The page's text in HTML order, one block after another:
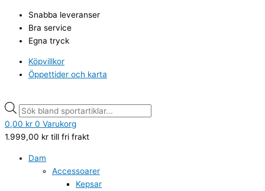
innehåll
Snabba leveranser
Bra service
Egna tryck
Köpvillkor
Öppettider och karta
search
0,00 kr 0 Varukorg
1.999,00 kr till fri frakt
Dam
Accessoarer
Kepsar
search